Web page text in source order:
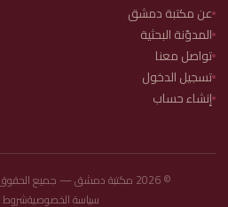
عن مكتبة دمشق
المدوّنة البحثية
تواصل معنا
تسجيل الدخول
إنشاء حساب
©
2026 مكتبة دمشق — جميع
سياسة الخصوصيةشروط